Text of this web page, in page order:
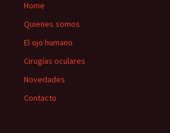
Home
Quienes somos
El ojo humano
Cirugías oculares
Novedades
Contacto